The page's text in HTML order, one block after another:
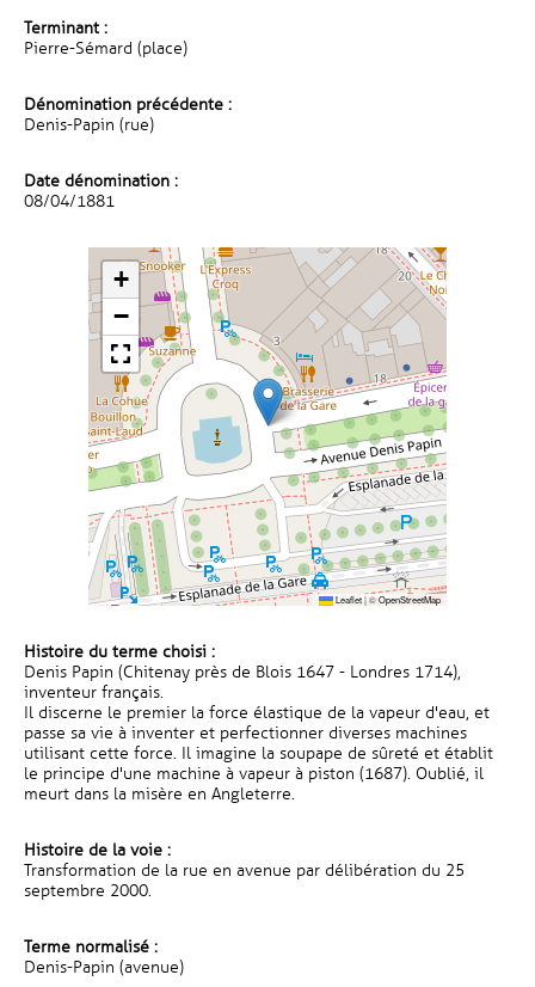
Terminant :
Pierre-Sémard (place)
Dénomination précédente :
Denis-Papin (rue)
Date dénomination :
08/04/1881
+
−
Leaflet|©OpenStreetMap
Histoire du terme choisi :
Denis Papin (Chitenay près de Blois 1647 - Londres 1714),
inventeur français.
Il discerne le premier la force élastique de la vapeur d'eau, et
passe sa vie à inventer et perfectionner diverses machines
utilisant cette force. Il imagine la soupape de sûreté et établit
le principe d'une machine à vapeur à piston (1687). Oublié, il
meurt dans la misère en Angleterre.
Histoire de la voie :
Transformation de la rue en avenue par délibération du 25
septembre 2000.
Terme normalisé :
Denis-Papin (avenue)